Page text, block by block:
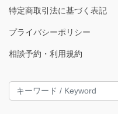
特定商取引法に基づく表記
プライバシーポリシー
相談予約・利用規約